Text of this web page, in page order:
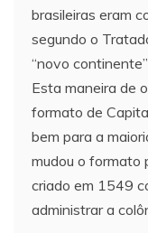
brasileiras eram
segundo o
“novo
Esta maneira de
formato de
bem para a
mudou o formato
criado em 1549
administrar a